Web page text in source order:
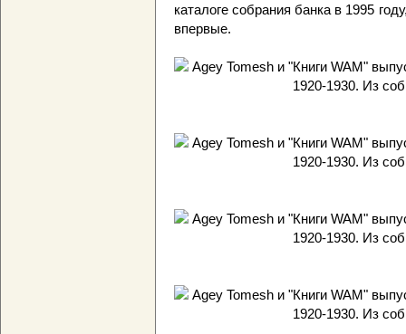
каталоге собрания банка в 1995
впервые.